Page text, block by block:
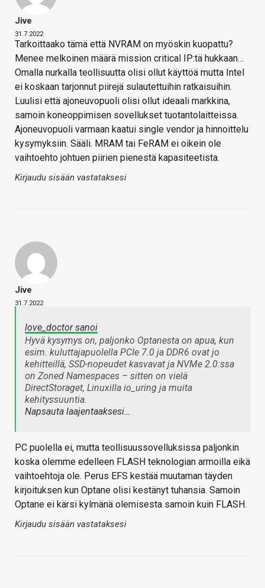
Jive
31.7.2022
Tarkoittaako tämä että NVRAM on myöskin kuopattu?
Menee melkoinen määrä mission critical IP:tä hukkaan…
Omalla nurkalla teollisuutta olisi ollut käyttöä mutta Intel
ei koskaan tarjonnut piirejä sulautettuihin ratkaisuihin.
Luulisi että ajoneuvopuoli olisi ollut ideaali markkina,
samoin koneoppimisen sovellukset tuotantolaitteissa.
Ajoneuvopuoli varmaan kaatui single vendor ja hinnoittelu
kysymyksiin. Sääli. MRAM tai FeRAM ei oikein ole
vaihtoehto johtuen piirien pienestä kapasiteetista.
Kirjaudu sisään vastataksesi
Jive
31.7.2022
love_doctor sanoi
Hyvä kysymys on, paljonko Optanesta on apua, kun
esim. kuluttajapuolella PCIe 7.0 ja DDR6 ovat jo
kehitteillä, SSD-nopeudet kasvavat ja NVMe 2.0:ssa
on Zoned Namespaces – sitten on vielä
DirectStoraget, Linuxilla io_uring ja muita
kehityssuuntia.
Napsauta laajentaaksesi…
PC puolella ei, mutta teollisuussovelluksissa paljonkin
koska olemme edelleen FLASH teknologian armoilla eikä
vaihtoehtoja ole. Perus EFS kestää muutaman täyden
kirjoituksen kun Optane olisi kestänyt tuhansia. Samoin
Optane ei kärsi kylmänä olemisesta samoin kuin FLASH.
Kirjaudu sisään vastataksesi